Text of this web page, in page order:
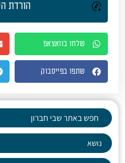
הורדת
שלחו בוואצאפ
שתפו בפייסבוק